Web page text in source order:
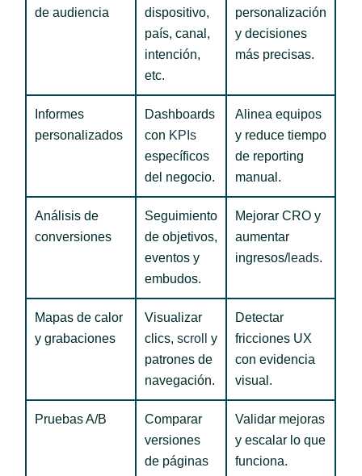
de audiencia
dispositivo,
país, canal,
intención,
etc.
personalización
y decisiones
más precisas.
Informes
personalizados
Dashboards
con KPIs
específicos
del negocio.
Alinea equipos
y reduce tiempo
de reporting
manual.
Análisis de
conversiones
Seguimiento
de objetivos,
eventos y
embudos.
Mejorar CRO y
aumentar
ingresos/leads.
Mapas de calor
y grabaciones
Visualizar
clics,scroll
y
patrones de
navegación.
Detectar
fricciones UX
con evidencia
visual.
Pruebas A/B
Comparar
versiones
de páginas
Validar mejoras
y escalar lo que
funciona.